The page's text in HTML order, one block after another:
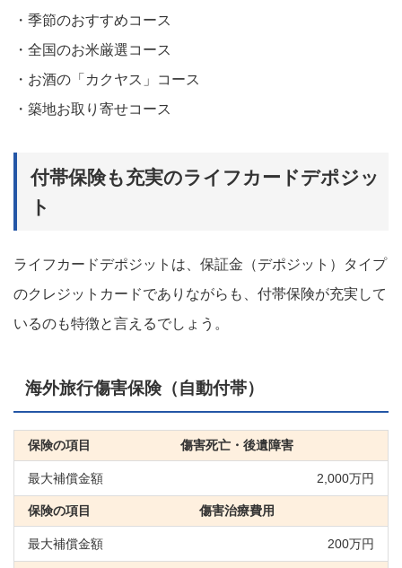
・季節のおすすめコース
・全国のお米厳選コース
・お酒の「カクヤス」コース
・築地お取り寄せコース
付帯保険も充実のライフカードデポジッ
ト
ライフカードデポジットは、保証金（デポジット）タイプ
のクレジットカードでありながらも、付帯保険が充実して
いるのも特徴と言えるでしょう。
海外旅行傷害保険（自動付帯）
傷害死亡・後遺障害
2,000万円
傷害治療費用
200万円